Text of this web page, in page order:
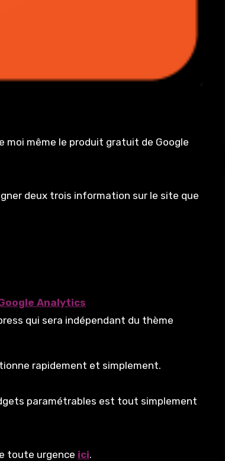
moi même le produit gratuit de Google
deux trois information sur le site que
Analytics
qui sera indépendant du thème
rapidement et simplement.
paramétrables est tout simplement
toute urgence ici.